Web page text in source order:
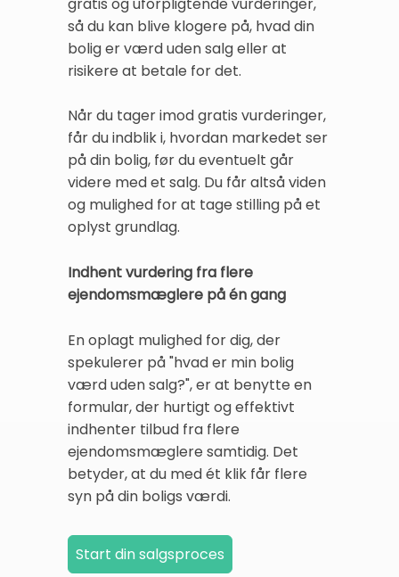
så du kan blive klogere på, hvad din
bolig er værd uden salg eller at
risikere at betale for det.
Når du tager imod gratis vurderinger,
får du indblik i, hvordan markedet ser
på din bolig, før du eventuelt går
videre med et salg. Du får altså viden
og mulighed for at tage stilling på et
oplyst grundlag.
Indhent vurdering fra flere
ejendomsmæglere på én gang
En oplagt mulighed for dig, der
spekulerer på "hvad er min bolig
værd uden salg?", er at benytte en
formular, der hurtigt og effektivt
indhenter tilbud fra flere
ejendomsmæglere samtidig. Det
betyder, at du med ét klik får flere
syn på din boligs værdi.